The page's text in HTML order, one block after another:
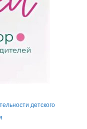
детского